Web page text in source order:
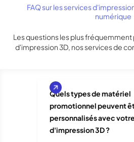
FAQ sur les services
numérique
Les questions les plus
d'impression 3D, nos services de
Quels types de matériel
promotionnel peuvent
personnalisés avec
d'impression 3D ?